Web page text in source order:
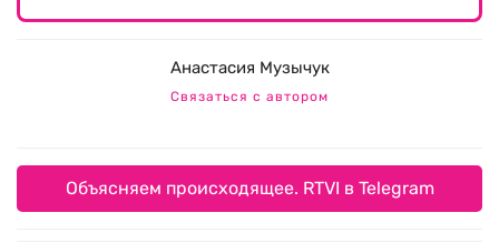
Анастасия Музычук
Связаться с автором
Объясняем происходящее. RTVI в Telegram